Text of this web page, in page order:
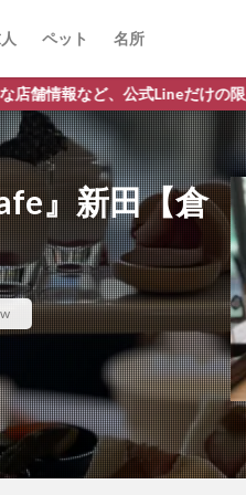
ペット 名所
Lineだけの限定情報を配信中！
』新田【倉